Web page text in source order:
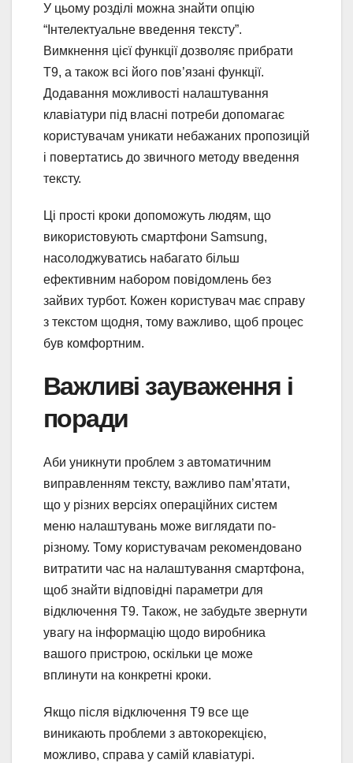
У цьому розділі можна знайти опцію
“Інтелектуальне введення тексту”.
Вимкнення цієї функції дозволяє прибрати
T9, а також всі його пов’язані функції.
Додавання можливості налаштування
клавіатури під власні потреби допомагає
користувачам уникати небажаних пропозицій
і повертатись до звичного методу введення
тексту.
Ці прості кроки допоможуть людям, що
використовують смартфони Samsung,
насолоджуватись набагато більш
ефективним набором повідомлень без
зайвих турбот. Кожен користувач має справу
з текстом щодня, тому важливо, щоб процес
був комфортним.
Важливі зауваження і
поради
Аби уникнути проблем з автоматичним
виправленням тексту, важливо пам’ятати,
що у різних версіях операційних систем
меню налаштувань може виглядати по-
різному. Тому користувачам рекомендовано
витратити час на налаштування смартфона,
щоб знайти відповідні параметри для
відключення T9. Також, не забудьте звернути
увагу на інформацію щодо виробника
вашого пристрою, оскільки це може
вплинути на конкретні кроки.
Якщо після відключення T9 все ще
виникають проблеми з автокорекцією,
можливо, справа у самій клавіатурі.